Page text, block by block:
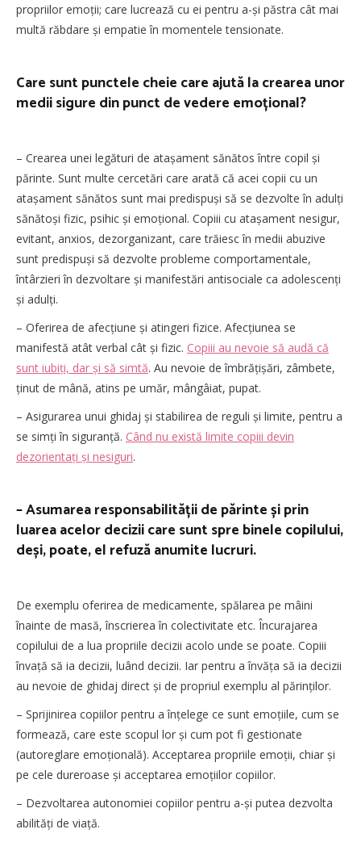
propriilor emoții; care lucrează cu ei pentru a-și păstra cât mai
multă răbdare și empatie în momentele tensionate.
Care sunt punctele cheie care ajută la crearea unor
medii sigure din punct de vedere emoțional?
– Crearea unei legături de atașament sănătos între copil și
părinte. Sunt multe cercetări care arată că acei copii cu un
atașament sănătos sunt mai predispuși să se dezvolte în adulți
sănătoși fizic, psihic și emoțional. Copiii cu atașament nesigur,
evitant, anxios, dezorganizant, care trăiesc în medii abuzive
sunt predispuși să dezvolte probleme comportamentale,
întârzieri în dezvoltare și manifestări antisociale ca adolescenți
și adulți.
– Oferirea de afecțiune și atingeri fizice. Afecțiunea se
manifestă atât verbal cât și fizic. Copiii au nevoie să audă că
sunt iubiți, dar și să simtă. Au nevoie de îmbrăţişări, zâmbete,
ținut de mână, atins pe umăr, mângâiat, pupat.
– Asigurarea unui ghidaj și stabilirea de reguli și limite, pentru a
se simți în siguranță. Când nu există limite copiii devin
dezorientați și nesiguri.
– Asumarea responsabilității de părinte și prin
luarea acelor decizii care sunt spre binele copilului,
deși, poate, el refuză anumite lucruri.
De exemplu oferirea de medicamente, spălarea pe mâini
înainte de masă, înscrierea în colectivitate etc. Încurajarea
copilului de a lua propriile decizii acolo unde se poate. Copiii
învață să ia decizii, luând decizii. Iar pentru a învăța să ia decizii
au nevoie de ghidaj direct și de propriul exemplu al părinților.
– Sprijinirea copiilor pentru a înțelege ce sunt emoțiile, cum se
formează, care este scopul lor și cum pot fi gestionate
(autoreglare emoțională). Acceptarea propriile emoții, chiar și
pe cele dureroase și acceptarea emoțiilor copiilor.
– Dezvoltarea autonomiei copiilor pentru a-și putea dezvolta
abilități de viață.